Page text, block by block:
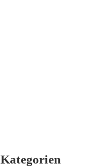
Kategorien